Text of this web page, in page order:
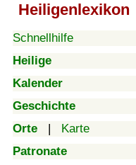
Heiligenlexikon
Schnellhilfe
Heilige
Kalender
Geschichte
Orte | Karte
Patronate